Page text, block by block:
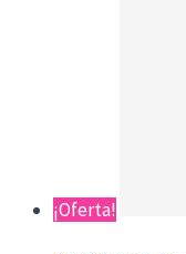
¡Oferta!